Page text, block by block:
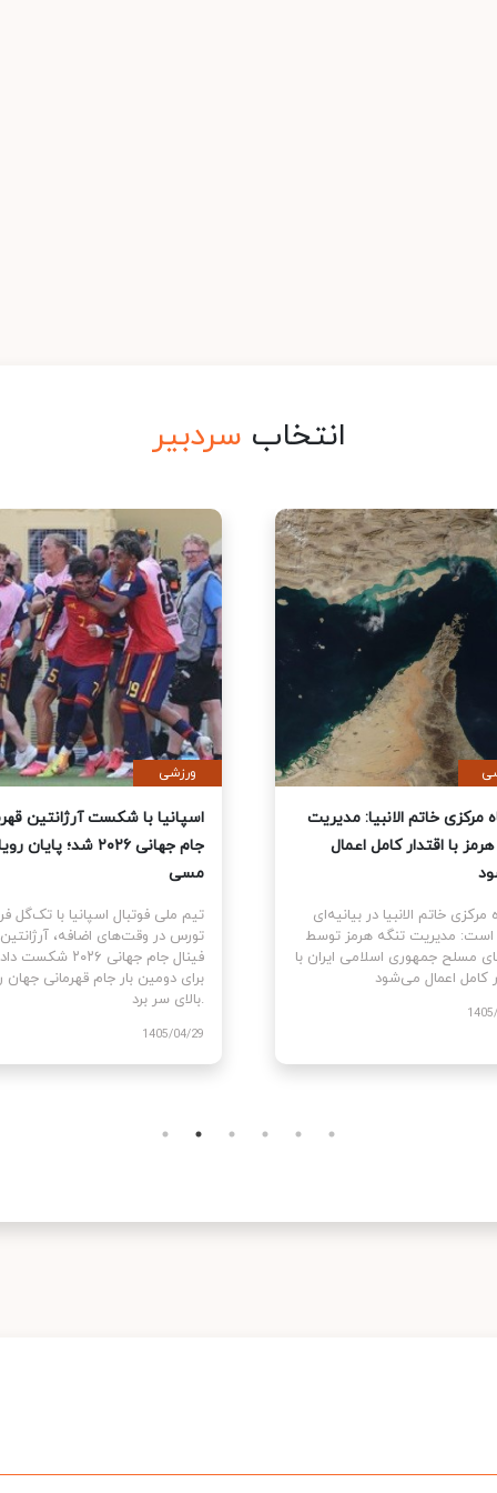
انتخاب سردبیر
نمایندگان آمریکا قطعنامه
جنگ علیه ایران را تصویب کرد
نمایندگان ایالات متحده
قطعنامه اختیارات جنگی برای
توقف و پایان جنگ علیه ایران را با ۲۱۵
رای موافق در برابر ۲۰۸ رای مخالف
سیاسی
قرارگاه مرکزی خاتم الانبیا:
تنگه هرمز با اقتدار کامل اعمال
می‌شود
قرارگاه مرکزی خاتم الانبیا در
آورده است: مدیریت تنگه هرمز
نیروهای مسلح جمهوری اسلامی
اقتدار کامل اعمال می‌شود.